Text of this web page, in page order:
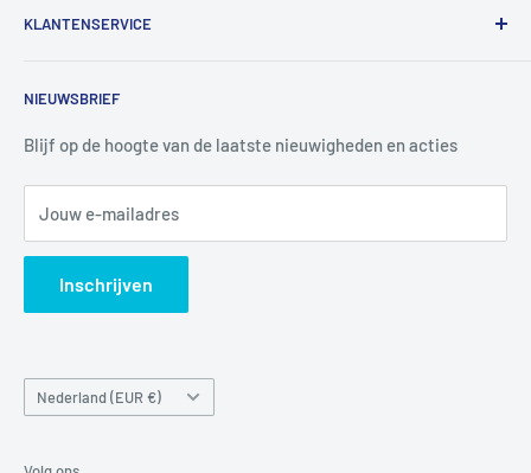
Utrechtlaan 9
Tel:+31 6 345 30 448
Mail:info@luchtbuks.com
KLANTENSERVICE
Informatie
Privacybeleid
Verzendbeleid
Search
NIEUWSBRIEF
Blijf op de hoogte van de laatste nieuwigheden en acties
Jouw e-mailadres
Inschrijven
Land/regio
Nederland (EUR €)